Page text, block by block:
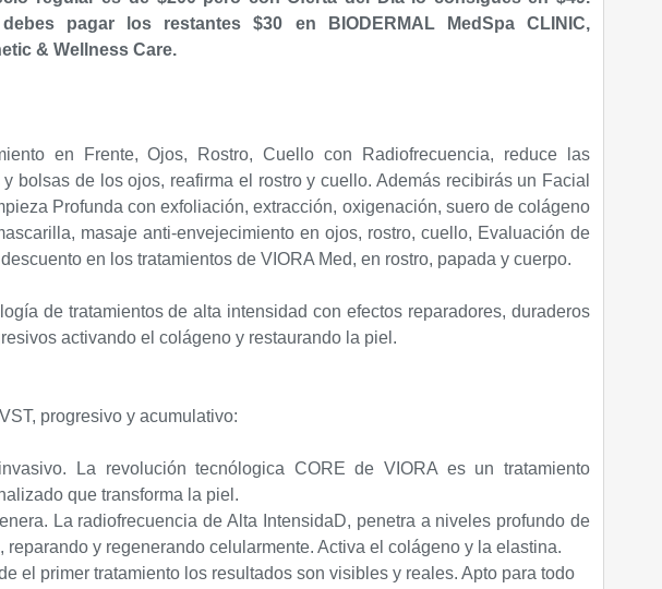
pagar
los restantes$30 en BIODERMAL MedSpa CLINIC,
& Wellness Care.
en Frente, Ojos, Rostro, Cuello con Radiofrecuencia, reduce las
y bolsas de los ojos, reafirma el rostro y cuello. Además recibirás un Facial
Profunda con exfoliación, extracción, oxigenación, suero de colágeno
masaje anti-envejecimiento en ojos, rostro, cuello, Evaluación de
en los tratamientos de VIORA Med, en rostro, papada y cuerpo.
de tratamientos de alta intensidad con efectos reparadores, duraderos
activando el colágeno y restaurando la piel.
progresivo y acumulativo:
La revolución tecnólogica CORE de VIORA es un tratamiento
que transforma la piel.
La radiofrecuencia de Alta IntensidaD, penetra a niveles profundo de
reparando y regenerando celularmente. Activa el colágeno y la elastina.
el primer tratamiento los resultados son visibles y reales. Apto para todo